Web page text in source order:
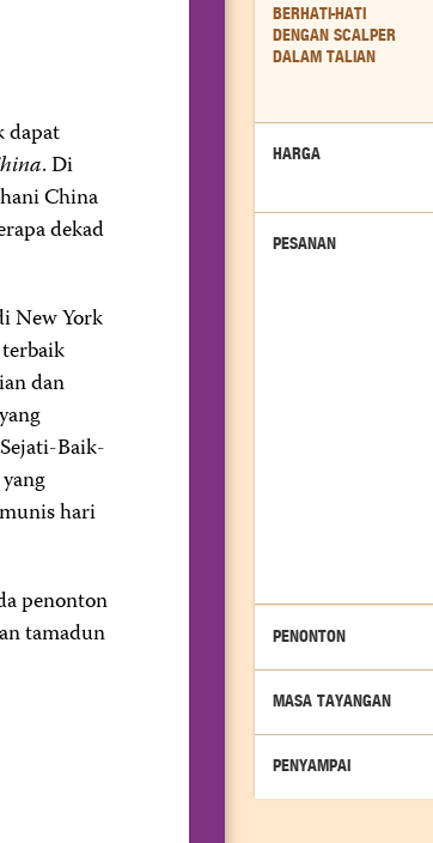
dapat
. Di
China
dekad
New York
dan
Baik-
hari
penonton
tamadun
BERHATI-HATI
DENGAN SCALPER
DALAM TALIAN
HARGA
PESANAN
PENONTON
MASA TAYANGAN
PENYAMPAI